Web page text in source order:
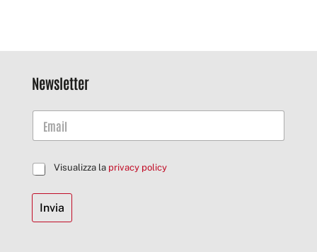
Newsletter
C
s
l
Visualizza la privacy policy
Invia